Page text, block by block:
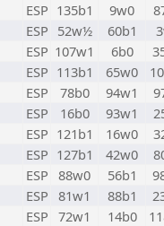
ESP 135b1 9w0
ESP 52w½ 60b1
ESP 107w1 6b0
ESP 113b1 65w0
ESP 78b0 94w1
ESP 16b0 93w1
ESP 121b1 16w0
ESP 127b1 42w0
ESP 88w0 56b1
ESP 81w1 88b1
ESP 72w1 14b0